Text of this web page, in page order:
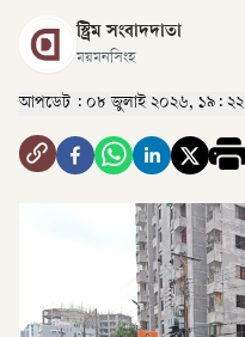
স্ট্রিম সংবাদদাতা
ময়মনসিংহ
আপডেট : ০৮ জুলাই ২০২৬, ১৯: ২২